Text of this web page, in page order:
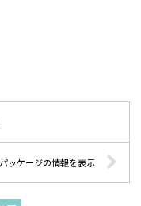
ッケージの情報を表示